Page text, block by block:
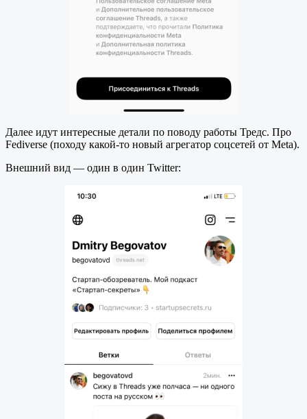
Далее идут интересные детали по поводу работы Тредс. Про
Fediverse (походу какой-то новый агрегатор соцсетей от Meta).
Внешний вид — один в один Twitter: